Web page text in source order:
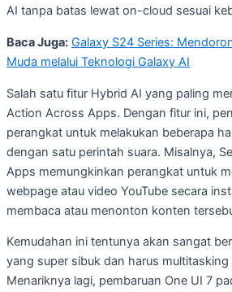
AI tanpa batas lewat on-cloud sesuai
Baca Juga: Galaxy S24 Series:
Muda melalui Teknologi Galaxy AI
Salah satu fitur Hybrid AI yang paling
Action Across Apps. Dengan fitur ini,
perangkat untuk melakukan beberapa
dengan satu perintah suara. Misalnya,
Apps memungkinkan perangkat untuk
webpage atau video YouTube secara
membaca atau menonton konten
Kemudahan ini tentunya akan sangat
yang super sibuk dan harus multitasking
Menariknya lagi, pembaruan One UI 7